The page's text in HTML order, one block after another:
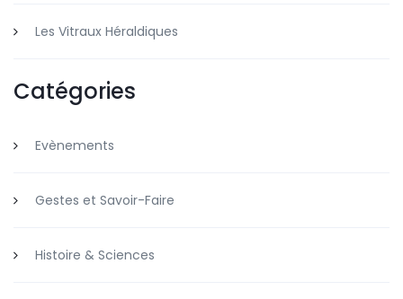
Les Vitraux Héraldiques
Catégories
Evènements
Gestes et Savoir-Faire
Histoire & Sciences